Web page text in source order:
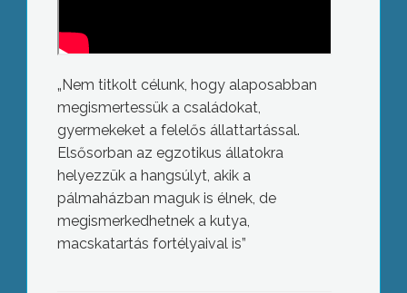
„Nem titkolt célunk, hogy alaposabban
megismertessük a családokat,
gyermekeket a felelős állattartással.
Elsősorban az egzotikus állatokra
helyezzük a hangsúlyt, akik a
pálmaházban maguk is élnek, de
megismerkedhetnek a kutya,
macskatartás fortélyaival is”